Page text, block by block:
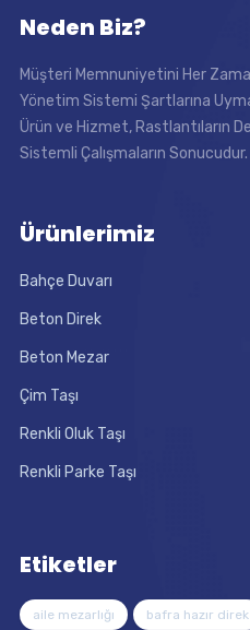
Neden Biz?
Müşteri Memnuniyetini Her
Yönetim Sistemi Şartlarına
Ürün ve Hizmet, Rastlantıların
Sistemli Çalışmaların Sonucudur.
Ürünlerimiz
Bahçe Duvarı
Beton Direk
Beton Mezar
Çim Taşı
Renkli Oluk Taşı
Renkli Parke Taşı
Etiketler
aile mezarlığı bafra hazır direk